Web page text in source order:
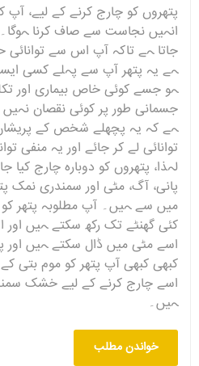
پتھروں کو چارج کرنے کے لیے، آپ
انہیں نجاست سے صاف کرنا
جاتا ہے تاکہ آپ اس سے
ہے یہ پتھر آپ سے پہلے کسی
ہو جسے کوئی خاص بیماری اور
جسمانی طور پر کوئی نقصان
ہے کہ یہ پچھلے شخص کے
توانائی لے کر جائے اور یہ منفی
لہذا، پتھروں کو دوبارہ چارج کیا
پانی، آگ، مٹی اور سمندری نمک
کئی گھنٹے تک رکھ سکتے ہیں
اسے مٹی میں ڈال سکتے ہیں اور
کبھی کبھی آپ پتھر کو موم بتی
اسے چارج کرنے کے لیے خشک
ہیں۔
خواندن مطلب